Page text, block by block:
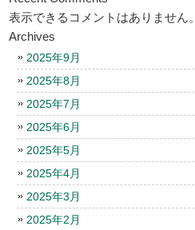
表示できるコメントはありません。
Archives
2025年9月
2025年8月
2025年7月
2025年6月
2025年5月
2025年4月
2025年3月
2025年2月